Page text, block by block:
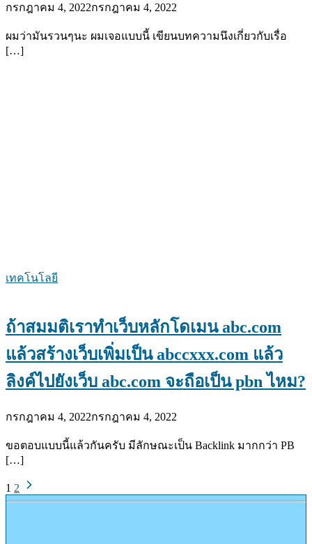
กรกฎาคม 4, 2022กรกฎาคม 4, 2022
ผมว่ามันรวนๆนะ ผมเจอแบบนี้ เขียนบทความนึงเกี่ยวกับเรื่อ
[…]
เทคโนโลยี
ถ้าสมมติเราทำเว็บหลักโดเมน abc.com
แล้วสร้างเว็บเพิ่มเป็น abccxxx.com แล้ว
ลิงค์ไปยังเว็บ abc.com จะถือเป็น pbn ไหม?
กรกฎาคม 4, 2022กรกฎาคม 4, 2022
ขอตอบแบบนี้แล้วกันครับ มีลักษณะเป็น Backlink มากกว่า PB
[…]
1 2